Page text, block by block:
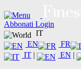
Abbonati Login
IT
EN
FR
IT | EN |